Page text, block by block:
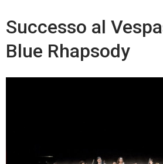
Successo al
Blue Rhapsody